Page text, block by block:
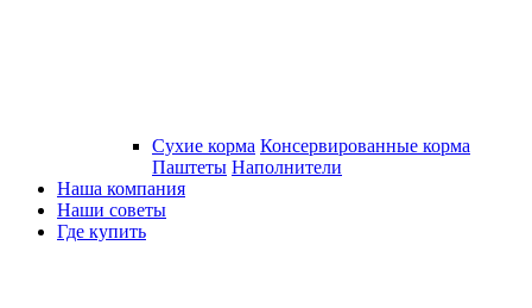
Сухие корма Консервированные корма
Паштеты Наполнители
Наша компания
Наши советы
Где купить